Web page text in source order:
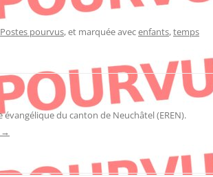
Postes pourvus, et marquée avecenfants,temps
évangélique du canton de Neuchâtel (EREN).
→